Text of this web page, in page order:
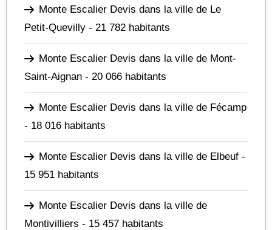
Monte Escalier Devis dans la ville de Le
Petit-Quevilly - 21 782 habitants
Monte Escalier Devis dans la ville de Mont-
Saint-Aignan - 20 066 habitants
Monte Escalier Devis dans la ville de Fécamp
- 18 016 habitants
Monte Escalier Devis dans la ville de Elbeuf -
15 951 habitants
Monte Escalier Devis dans la ville de
Montivilliers - 15 457 habitants